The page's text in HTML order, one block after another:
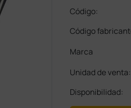
Código:
Código
Marca
Unidad de venta:
Disponibilidad: